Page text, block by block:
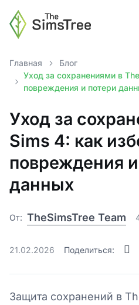
Главная
Блог
Уход за сохранениями в
повреждения и потери
Уход за
Sims 4: как
повреждения
данных
От: TheSimsTree Team
21.02.2026 Поделиться:
Защита сохранений в